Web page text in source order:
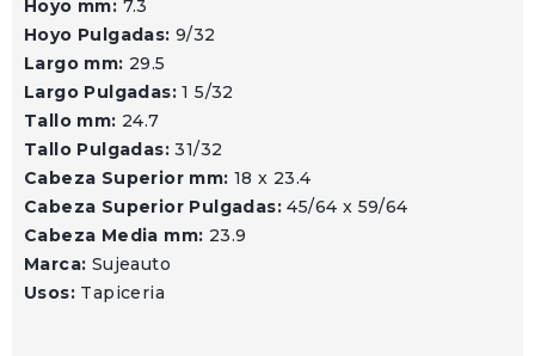
Hoyo mm: 7.3
Hoyo Pulgadas: 9/32
Largo mm: 29.5
Largo Pulgadas:1 5/32
Tallo mm: 24.7
Tallo Pulgadas:31/32
Cabeza Superior mm: 18 x 23.4
Cabeza Superior Pulgadas:45/64 x 59/64
Cabeza Media mm: 23.9
Marca: Sujeauto
Usos: Tapiceria